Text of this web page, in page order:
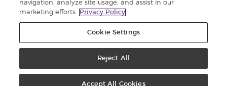
navigation, analyze site usage, and assist in our
marketing efforts.
Privacy Policy
Cookie Settings
Reject All
Accept All Cookies